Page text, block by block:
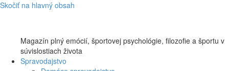
Skočiť na hlavný obsah
Magazín plný emócií, športovej psychológie, filozofie a športu v
súvislostiach života
Spravodajstvo